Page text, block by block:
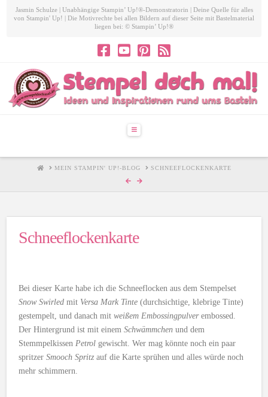
Jasmin Schulze | Unabhängige Stampin’ Up!®-Demonstratorin | Deine Quelle für alles
von Stampin' Up! | Die Motivrechte bei allen Bildern auf dieser Seite mit Bastelmaterial
liegen bei: © Stampin’ Up!®
Navigation
HOMEMEIN STAMPIN' UP!-BLOG SCHNEEFLOCKENKARTE
Schneeflockenkarte
Bei dieser Karte habe ich die Schneeflocken aus dem Stempelset
Snow Swirled mit Versa Mark Tinte (durchsichtige, klebrige Tinte)
gestempelt, und danach mitweißem Embossingpulverembossed.
Der Hintergrund ist mit einemSchwämmchen und dem
StemmpelkissenPetrol gewischt. Wer mag könnte noch ein paar
spritzerSmooch Spritz auf die Karte sprühen und alles würde noch
mehr schimmern.